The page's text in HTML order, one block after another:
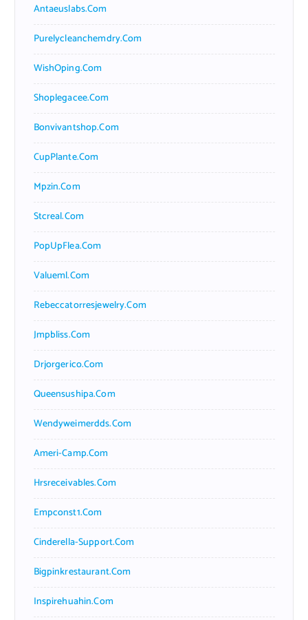
Antaeuslabs.com
Purelycleanchemdry.com
WishOping.com
Shoplegacee.com
Bonvivantshop.com
CupPlante.com
Mpzin.com
Stcreal.com
PopUpFlea.com
Valueml.com
Rebeccatorresjewelry.com
Jmpbliss.com
Drjorgerico.com
Queensushipa.com
Wendyweimerdds.com
Ameri-Camp.com
Hrsreceivables.com
Empconst1.com
Cinderella-Support.com
Bigpinkrestaurant.com
Inspirehuahin.com